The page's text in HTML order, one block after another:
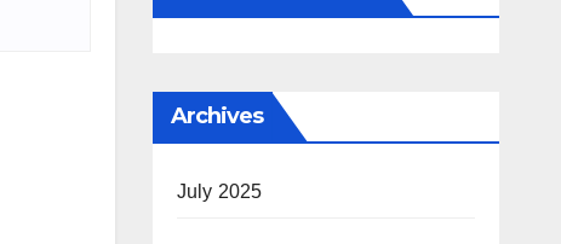
Archives
July 2025